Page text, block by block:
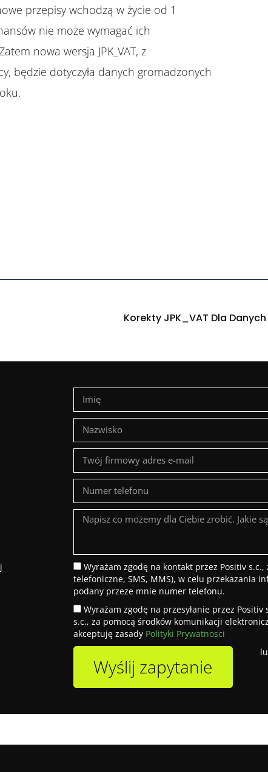
przepisy wchodzą w życie od 1
nie może wymagać ich
nowa wersja JPK_VAT, z
będzie dotyczyła danych gromadzonych
Korekty JPK_VAT Dla Danych
Wyrażam zgodę na kontakt przez Positiv
telefoniczne, SMS, MMS), w celu przekazania
podany przeze mnie numer telefonu.
Wyrażam zgodę na przesyłanie przez
s.c., za pomocą środków komunikacji
akceptuję zasady Polityki Prywatnosci
Wyślij zapytanie